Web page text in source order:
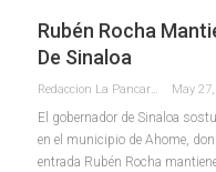
Rubén Rocha
De Sinaloa
Redaccion La Pancarta De Quintana Roo May
El gobernador de Sinaloa
en el municipio de Ahome,
entrada Rubén Rocha